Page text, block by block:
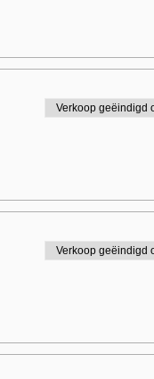
Verkoop geëindigd
Verkoop geëindigd